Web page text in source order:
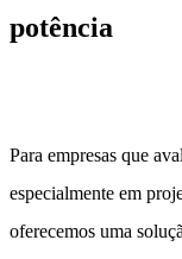
potência
Para empresas que
especialmente em
oferecemos uma